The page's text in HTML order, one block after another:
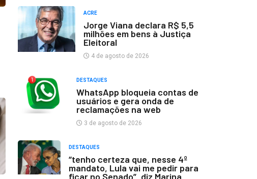
ACRE
Jorge Viana declara R$ 5,5
milhões em bens à Justiça
Eleitoral
4 de agosto de 2026
DESTAQUES
WhatsApp bloqueia contas de
usuários e gera onda de
reclamações na web
3 de agosto de 2026
DESTAQUES
“tenho certeza que, nesse 4º
mandato, Lula vai me pedir para
ficar no Senado”, diz Marina